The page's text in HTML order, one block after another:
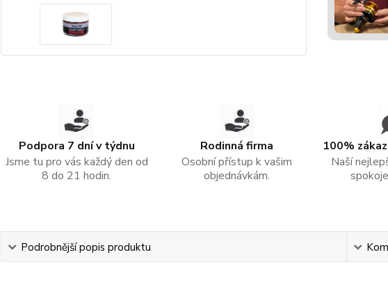
Podpora 7 dní v týdnu
Jsme tu pro vás každý den od
8 do 21 hodin.
Rodinná firma
Osobní přístup k vašim
objednávkám.
100%
Naší
Podrobnější popis produktu